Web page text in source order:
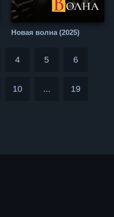
Новая волна (2025)
4 5 6
10 ... 19